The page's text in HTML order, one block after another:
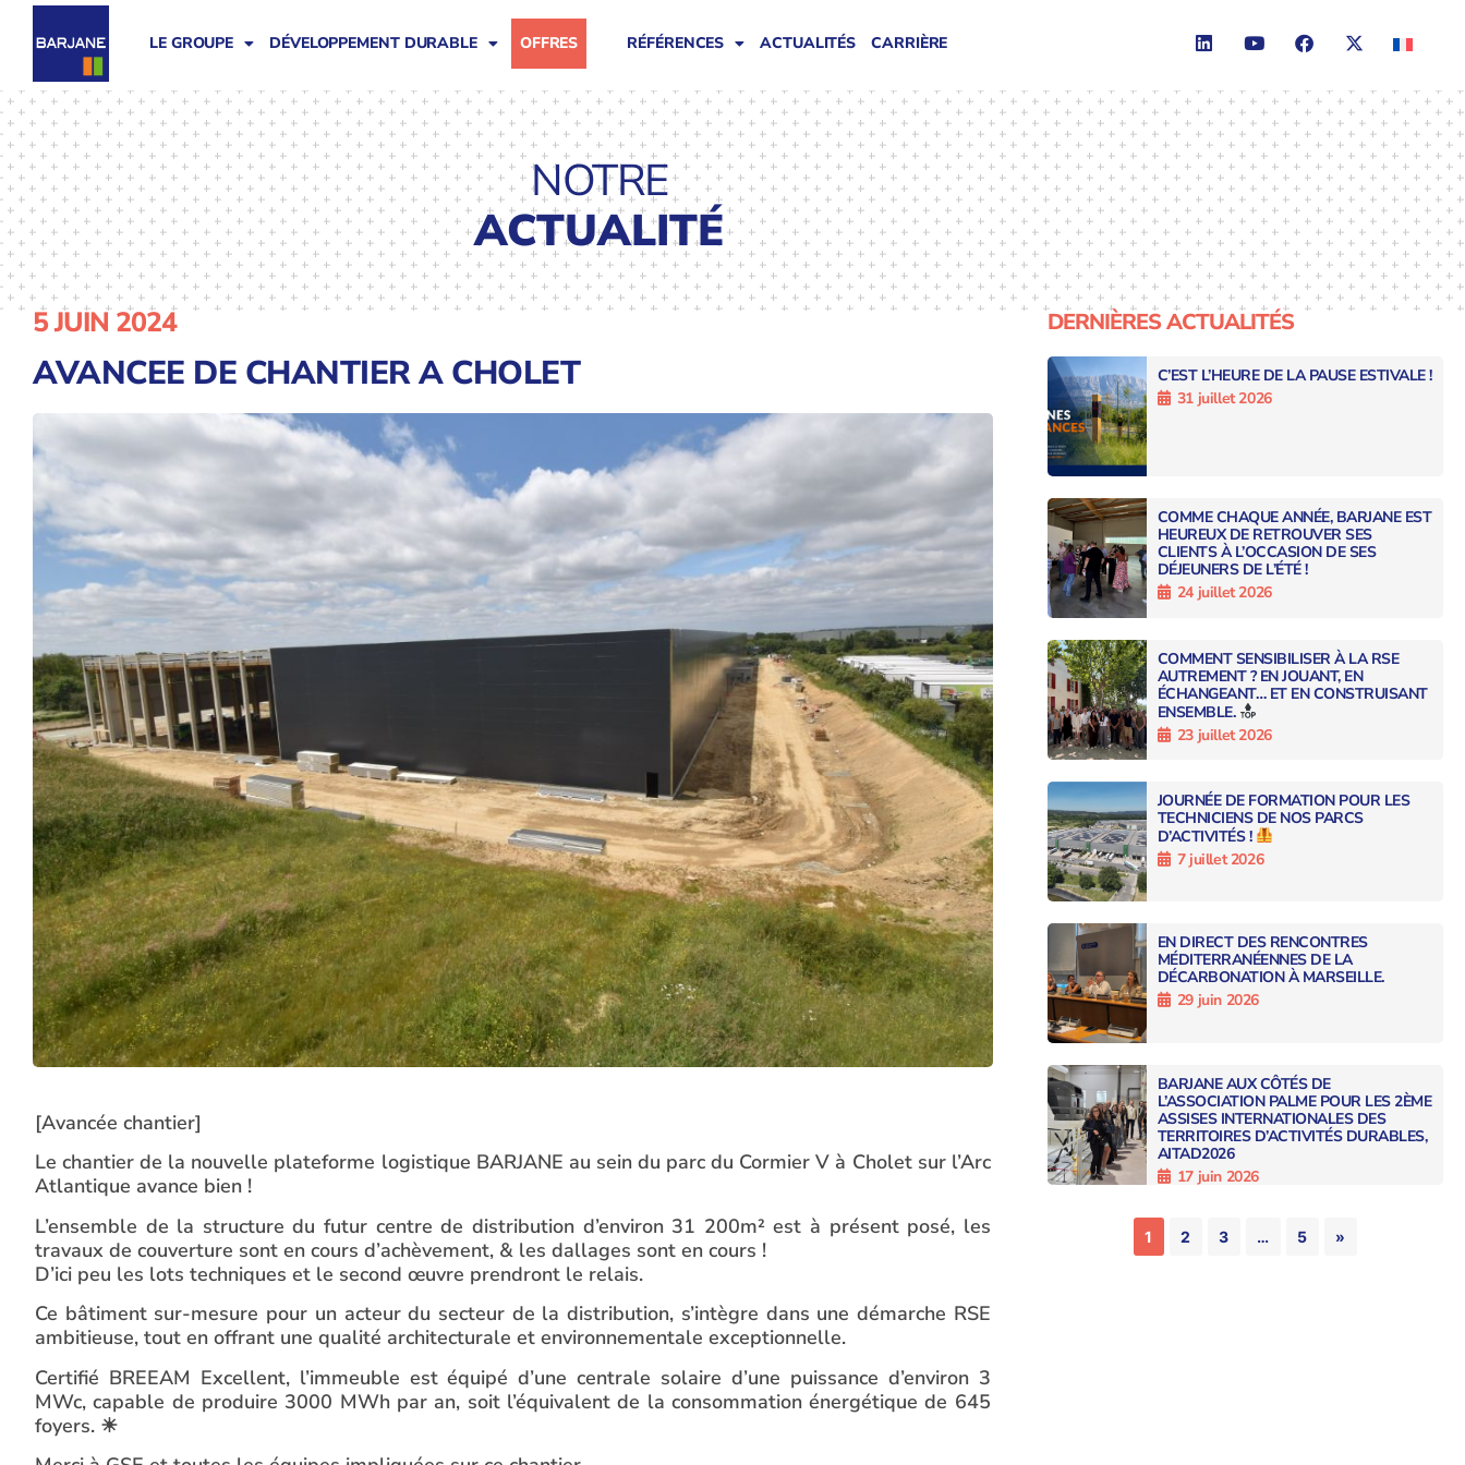
LE GROUPE DÉVELOPPEMENT DURABLE OFFRES RÉFÉRENCES ACTUALITÉS CARRIÈRE
NOTRE
ACTUALITÉ
5 JUIN 2024
AVANCEE DE CHANTIER A CHOLET
[Avancée chantier]
Le chantier de la nouvelle plateforme logistique BARJANE au sein du parc du Cormier V à Cholet sur l’Arc
Atlantique avance bien !
L’ensemble de la structure du futur centre de distribution d’environ 31 200m² est à présent posé, les
travaux de couverture sont en cours d’achèvement, & les dallages sont en cours !
D’ici peu les lots techniques et le second œuvre prendront le relais.
Ce bâtiment sur-mesure pour un acteur du secteur de la distribution, s’intègre dans une démarche RSE
ambitieuse, tout en offrant une qualité architecturale et environnementale exceptionnelle.
Certifié BREEAM Excellent, l’immeuble est équipé d’une centrale solaire d’une puissance d’environ 3
MWc, capable de produire 3000 MWh par an, soit l’équivalent de la consommation énergétique de 645
foyers. ☀
DERNIÈRES ACTUALITÉS
C’EST L’HEURE DE LA PAUSE ESTIVALE !
31 juillet 2026
COMME CHAQUE ANNÉE, BARJANE EST
HEUREUX DE RETROUVER SES
CLIENTS À L’OCCASION DE SES
DÉJEUNERS DE L’ÉTÉ !
24 juillet 2026
COMMENT SENSIBILISER À LA RSE
AUTREMENT ? EN JOUANT, EN
ÉCHANGEANT… ET EN CONSTRUISANT
ENSEMBLE.
23 juillet 2026
JOURNÉE DE FORMATION POUR LES
TECHNICIENS DE NOS PARCS
D’ACTIVITÉS !
7 juillet 2026
EN DIRECT DES RENCONTRES
MÉDITERRANÉENNES DE LA
DÉCARBONATION À MARSEILLE.
29 juin 2026
BARJANE AUX CÔTÉS DE
L’ASSOCIATION PALME POUR LES 2ÈME
ASSISES INTERNATIONALES DES
TERRITOIRES D’ACTIVITÉS DURABLES,
AITAD2026
17 juin 2026
1 2 3 … 5 »